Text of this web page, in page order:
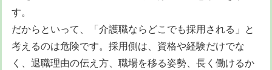
す。
だからといって、「介護職ならどこでも採用される」と
考えるのは危険です。採用側は、資格や経験だけでな
く、退職理由の伝え方、職場を移る姿勢、長く働けるか